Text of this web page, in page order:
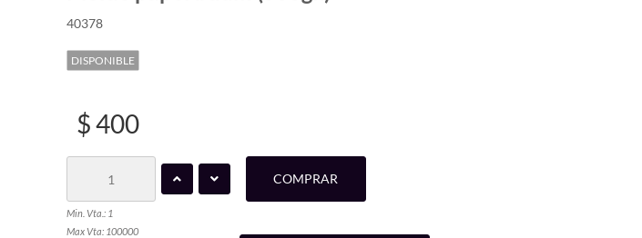
40378
DISPONIBLE
$ 400
Min. Vta.: 1
Max Vta: 100000
COMPRAR